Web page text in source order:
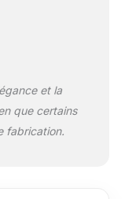
pour un
Passe
vaisselle
appuyer
et la
que certains
fabrication.